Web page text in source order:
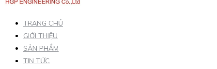
TRANG CHỦ
GIỚI THIỆU
SẢN PHẨM
TIN TỨC